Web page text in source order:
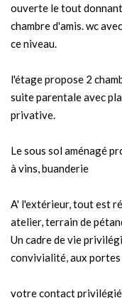
ouverte le tout
chambre d'amis. wc
ce niveau.
l'étage propose 2
suite parentale avec
privative.
Le sous sol aménagé
à vins, buanderie
A' l'extérieur, tout est
atelier, terrain de
Un cadre de vie
convivialité, aux portes
votre contact